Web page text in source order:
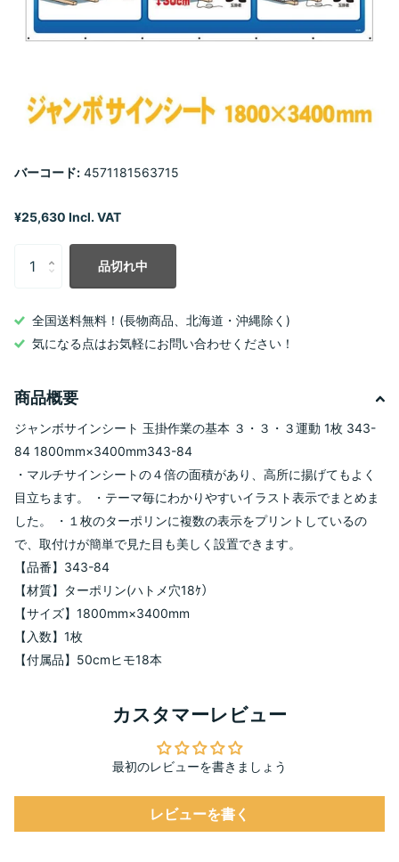
バーコード: 4571181563715
¥25,630 Incl. VAT
品切れ中
全国送料無料！(長物商品、北海道・沖縄除く)
気になる点はお気軽にお問い合わせください！
商品概要
ジャンボサインシート 玉掛作業の基本 ３・３・３運動 1枚 343-
84 1800mm×3400mm343-84
・マルチサインシートの４倍の面積があり、高所に揚げてもよく
目立ちます。 ・テーマ毎にわかりやすいイラスト表示でまとめま
した。 ・１枚のターポリンに複数の表示をプリントしているの
で、取付けが簡単で見た目も美しく設置できます。
【品番】343-84
【材質】ターポリン(ハトメ穴18ｹ）
【サイズ】1800mm×3400mm
【入数】1枚
【付属品】50cmヒモ18本
カスタマーレビュー
最初のレビューを書きましょう
レビューを書く